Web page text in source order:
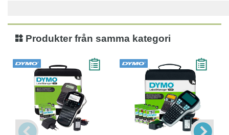
Produkter från samma kategori